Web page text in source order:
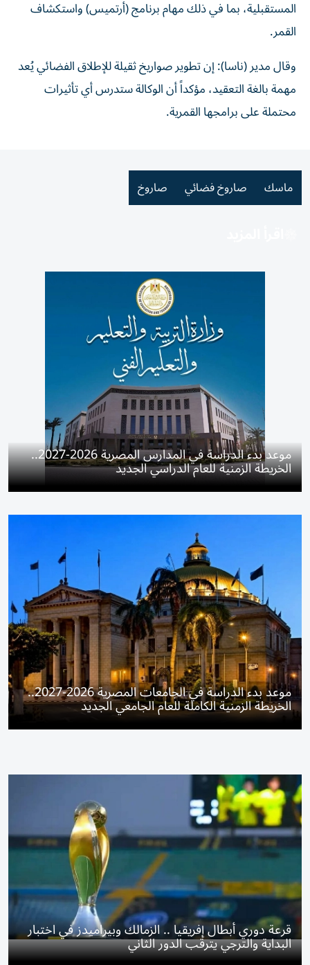
المستقبلية، بما في ذلك مهام برنامج (أرتميس) واستكشاف
القمر.
وقال مدير (ناسا): إن تطوير صواريخ ثقيلة للإطلاق الفضائي يُعد
مهمة بالغة التعقيد، مؤكداً أن الوكالة ستدرس أي تأثيرات
محتملة على برامجها القمرية.
ماسك صاروخ فضائي صاروخ
موعد بدء الدراسة في المدارس المصرية 2026-2027..
الخريطة الزمنية للعام الدراسي الجديد
موعد بدء الدراسة في الجامعات المصرية 2026-2027..
الخريطة الزمنية الكاملة للعام الجامعي الجديد
قرعة دوري أبطال إفريقيا .. الزمالك وبيراميدز في اختبار
البداية والترجي يترقب الدور الثاني